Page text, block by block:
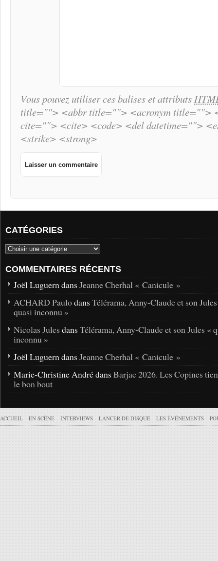
Vous pouvez utiliser ces balises et attributs
title=""> <abbr title=""> <acronym title="">
cite=""> <cite> <code> <del datetime="">
<strike> <strong>
CATÉGORIES
COMMENTAIRES RÉCENTS
Joël Luguern dans Jeanne Cherhal « Canicule »
ACHARD Paulodans Télérama, Anny-Claude et son
quasi inconnu »
Nicolas Jules dans Télérama, Anny-Claude et son Jules «
inconnu »
Joël Luguern dans Jeanne Cherhal « Canicule »
Marie-Christine André dans Barjac 2026. Les Copines
le bon bout
ACCUEIL EN SCÈNE INTERVIEWS LANCER DE DISQUE LES ÉVÉNEMENTS